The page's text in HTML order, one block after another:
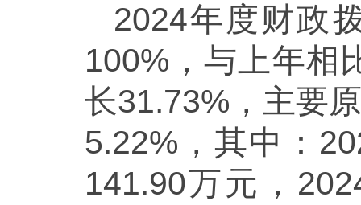
2024年度财政
100%，与上年相
长31.73%，主要
5.22%，其中：
141.90万元，